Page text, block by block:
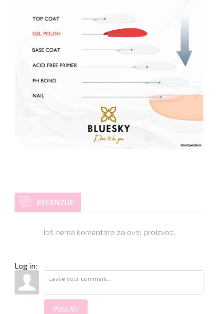
RECENZIJE
Još nema komentara za ovaj proizvod.
Log in:
POSLATI